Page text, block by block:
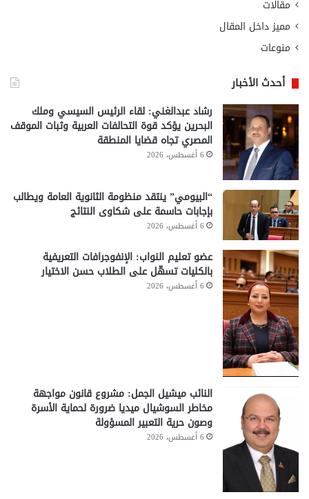
مقالات
مميز داخل المقال
منوعات
أحدث الأخبار
رشاد عبدالغني: لقاء الرئيس السيسي وملك
البحرين يؤكد قوة التحالفات العربية وثبات الموقف
المصري تجاه قضايا المنطقة
6 أغسطس، 2026
“البيومي” ينتقد منظومة الثانوية العامة ويطالب
بإجابات حاسمة على شكاوى النتائج
6 أغسطس، 2026
عضو تعليم النواب: الإنفوجرافات التعريفية
بالكليات تسهّل على الطلاب حسن الاختيار
6 أغسطس، 2026
النائب ميشيل الجمل: مشروع قانون مواجهة
مخاطر السوشيال ميديا ضرورة لحماية الأسرة
وصون حرية التعبير المسؤولة
6 أغسطس، 2026